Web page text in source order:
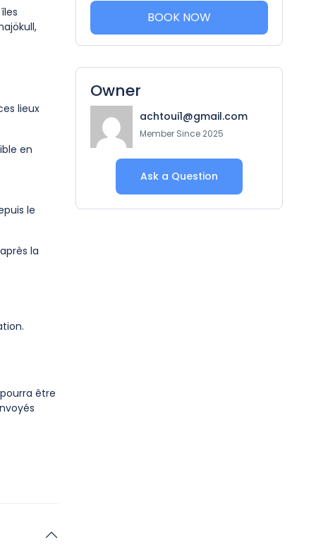
lieux
en
le
la
être
BOOK NOW
Owner
achtoui1@gmail.com
Member Since 2025
Ask a Question